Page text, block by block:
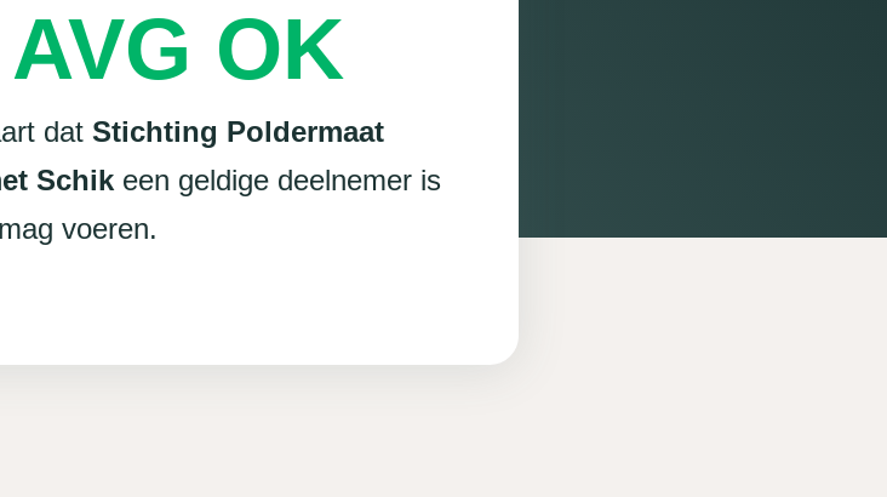
AVG OK
dat Stichting Poldermaat
Schik een geldige deelnemer is
mag voeren.